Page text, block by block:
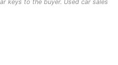
keys to the buyer. Used car sales